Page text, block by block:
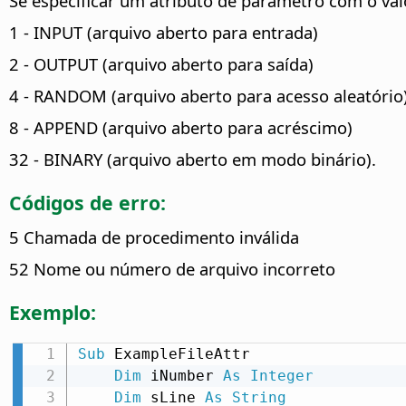
1 - INPUT (arquivo aberto para entrada)
2 - OUTPUT (arquivo aberto para saída)
4 - RANDOM (arquivo aberto para acesso
8 - APPEND (arquivo aberto para acréscimo)
32 - BINARY (arquivo aberto em modo binário).
Códigos de erro:
5 Chamada de procedimento inválida
52 Nome ou número de arquivo incorreto
Exemplo:
Sub ExampleFileAttr
Dim iNumber As
Integer
Dim sLine As
String